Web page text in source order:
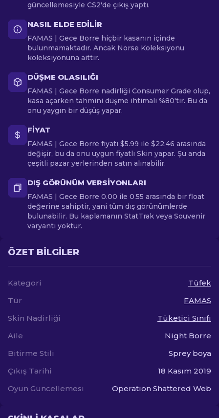
güncellemesiyle CS2'de çıkış yaptı.
NASIL ELDE EDILIR
FAMAS | Gece Borre hiçbir kasanın içinde
bulunmamaktadır. Ancak Norse Koleksiyonu
koleksiyonuna aittir.
DÜŞME OLASILIĞI
FAMAS | Gece Borre nadirliği Consumer Grade olup,
kasa açarken tahmini düşme ihtimali %80'tir. Bu da
onu yaygın bir düşüş yapar.
FIYAT
FAMAS | Gece Borre fiyatı $5.99 ile $22.46 arasında
değişir, bu da onu uygun fiyatlı Skin yapar. Şu anda
çeşitli pazar yerlerinden satın alınabilir.
DIŞ GÖRÜNÜM VERSIYONLARI
FAMAS | Gece Borre 0.00 ile 0.55 arasında bir float
değerine sahiptir, yani tüm dış görünümlerde
bulunabilir. Bu kaplamanın StatTrak veya Souvenir
varyantı yoktur.
ÖZET BILGILER
Kategori
Tüfek
Tür
FAMAS
Skin Nadirliği
Tüketici Sınıfı
Aile
Night Borre
Bitirme Stili
Sprey boya
Çıkış Tarihi
18 Kasım 2019
Oyun Güncellemesi
Operation Shattered Web